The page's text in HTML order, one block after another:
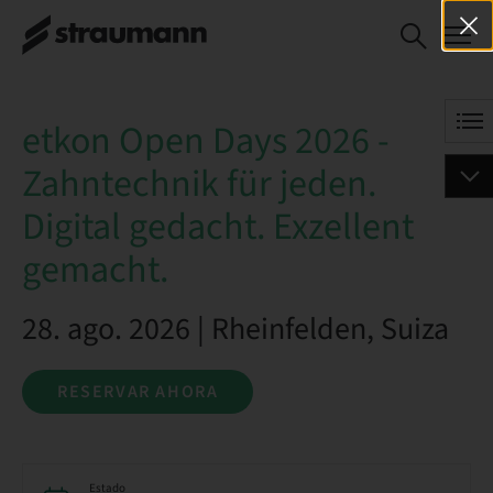
etkon Open Days 2026 -
Zahntechnik für jeden.
RESERVAR AHORA
etkon Open Days 2026 -
Zahntechnik für jeden.
Digital gedacht. Exzellent
gemacht.
28. ago. 2026 | Rheinfelden, Suiza
RESERVAR AHORA
Estado